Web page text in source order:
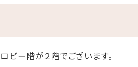
ビー階が２階でございます。